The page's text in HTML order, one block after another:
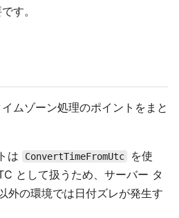
す。
ムゾーン処理のポイントをまと
は ConvertTimeFromUtc
を使
として扱うため、サーバー タ
外の環境では日付ズレが発生す